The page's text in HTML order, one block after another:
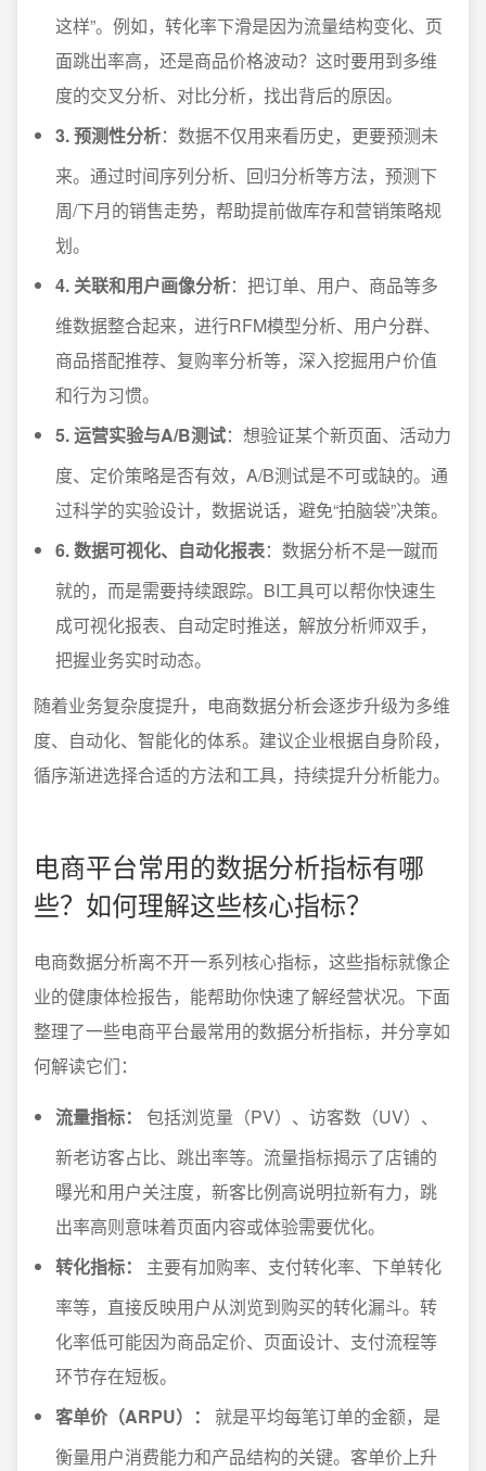
这样”。例如，转化率下滑是因为流量结构变化、页
面跳出率高，还是商品价格波动？这时要用到多维
度的交叉分析、对比分析，找出背后的原因。
3. 预测性分析：数据不仅用来看历史，更要预测未
来。通过时间序列分析、回归分析等方法，预测下
周/下月的销售走势，帮助提前做库存和营销策略规
划。
4. 关联和用户画像分析：把订单、用户、商品等多
维数据整合起来，进行RFM模型分析、用户分群、
商品搭配推荐、复购率分析等，深入挖掘用户价值
和行为习惯。
5. 运营实验与A/B测试：想验证某个新页面、活动力
度、定价策略是否有效，A/B测试是不可或缺的。通
过科学的实验设计，数据说话，避免“拍脑袋”决策。
6. 数据可视化、自动化报表：数据分析不是一蹴而
就的，而是需要持续跟踪。BI工具可以帮你快速生
成可视化报表、自动定时推送，解放分析师双手，
把握业务实时动态。
随着业务复杂度提升，电商数据分析会逐步升级为多维
度、自动化、智能化的体系。建议企业根据自身阶段，
循序渐进选择合适的方法和工具，持续提升分析能力。
电商平台常用的数据分析指标有哪
些？如何理解这些核心指标？
电商数据分析离不开一系列核心指标，这些指标就像企
业的健康体检报告，能帮助你快速了解经营状况。下面
整理了一些电商平台最常用的数据分析指标，并分享如
何解读它们：
流量指标：
包括浏览量（PV）、访客数（UV）、
新老访客占比、跳出率等。流量指标揭示了店铺的
曝光和用户关注度，新客比例高说明拉新有力，跳
出率高则意味着页面内容或体验需要优化。
转化指标：
主要有加购率、支付转化率、下单转化
率等，直接反映用户从浏览到购买的转化漏斗。转
化率低可能因为商品定价、页面设计、支付流程等
环节存在短板。
客单价（ARPU）：
就是平均每笔订单的金额，是
衡量用户消费能力和产品结构的关键。客单价上升